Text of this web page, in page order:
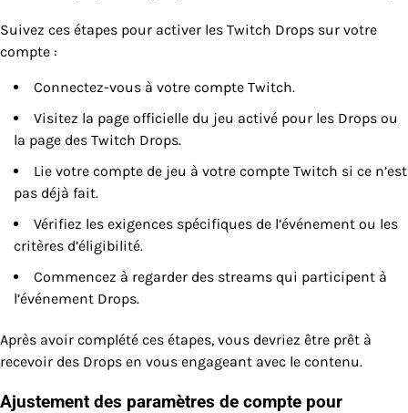
Suivez ces étapes pour activer les Twitch Drops sur votre
compte :
Connectez-vous à votre compte Twitch.
Visitez la page officielle du jeu activé pour les Drops ou
la page des Twitch Drops.
Lie votre compte de jeu à votre compte Twitch si ce n’est
pas déjà fait.
Vérifiez les exigences spécifiques de l’événement ou les
critères d’éligibilité.
Commencez à regarder des streams qui participent à
l’événement Drops.
Après avoir complété ces étapes, vous devriez être prêt à
recevoir des Drops en vous engageant avec le contenu.
Ajustement des paramètres de compte pour